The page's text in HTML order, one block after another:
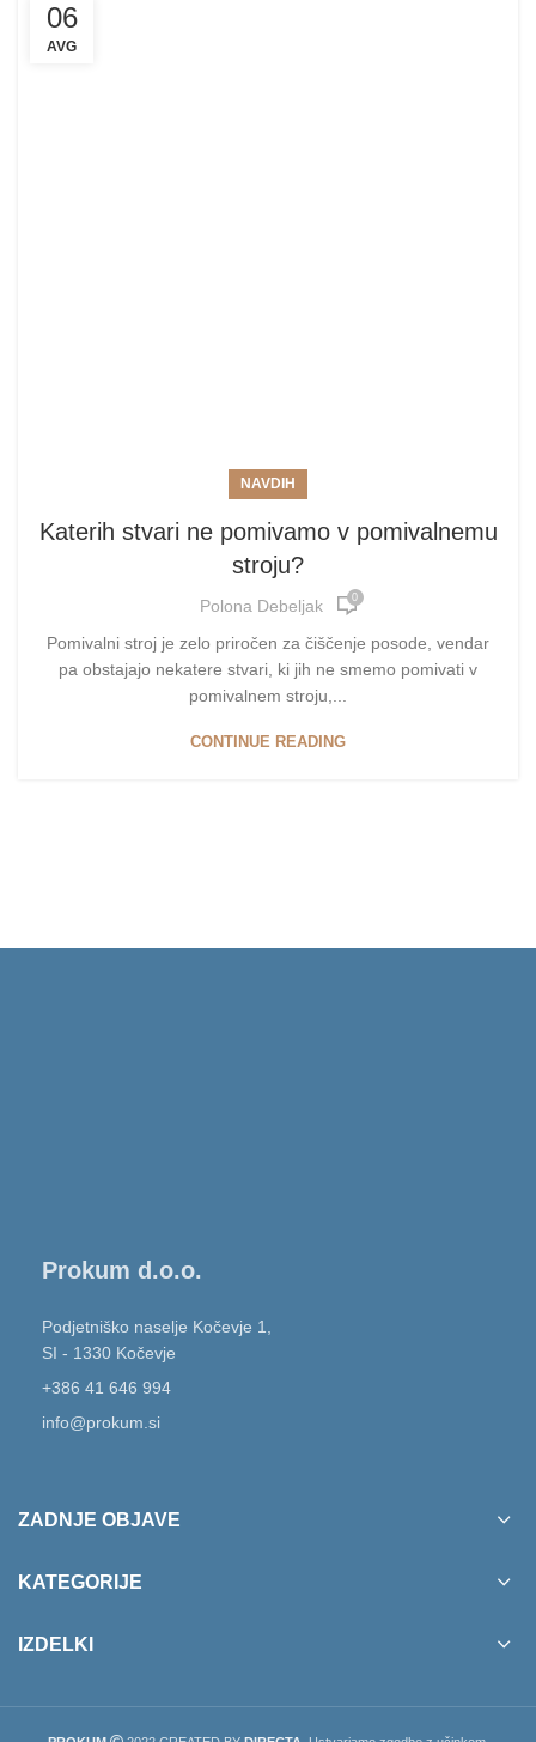
06
AVG
NAVDIH
Katerih stvari ne pomivamo v pomivalnemu
stroju?
Polona Debeljak 0
Pomivalni stroj je zelo priročen za čiščenje posode, vendar
pa obstajajo nekatere stvari, ki jih ne smemo pomivati v
pomivalnem stroju,...
CONTINUE READING
Prokum d.o.o.
Podjetniško naselje Kočevje 1,
SI - 1330 Kočevje
+386 41 646 994
info@prokum.si
ZADNJE OBJAVE
KATEGORIJE
IZDELKI